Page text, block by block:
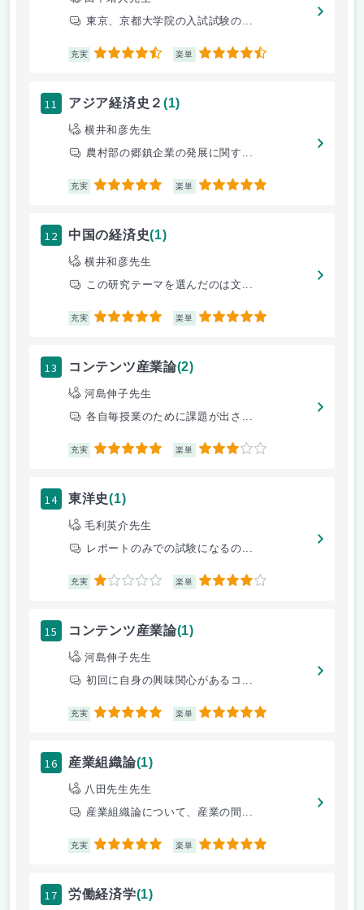
東京、京都大学院の入試試験の...
充実 4.5 楽単 4.5
11 アジア経済史２ (1)
横井和彦先生
農村部の郷鎮企業の発展に関す...
充実 5 楽単 5
12 中国の経済史(1)
横井和彦先生
この研究テーマを選んだのは文...
充実 5 楽単 5
13 コンテンツ産業論(2)
河島伸子先生
各自毎授業のために課題が出さ...
充実 5 楽単 3
14 東洋史(1)
毛利英介先生
レポートのみでの試験になるの...
充実 1 楽単 4
15 コンテンツ産業論(1)
河島伸子先生
初回に自身の興味関心があるコ...
充実 5 楽単 5
16 産業組織論(1)
八田先生先生
産業組織論について、産業の間...
充実 5 楽単 5
17 労働経済学(1)